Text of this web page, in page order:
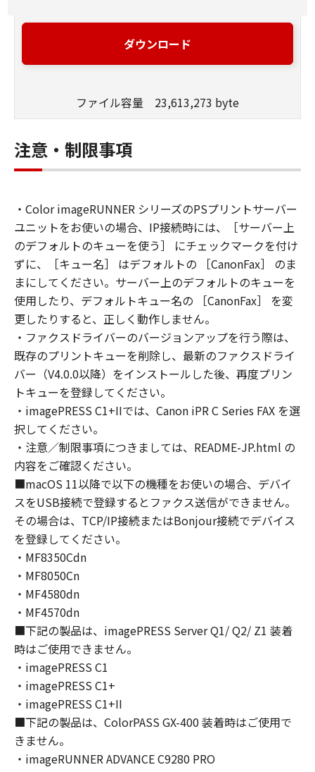
ト、画像、図形その他デジタルデータ形式の視
覚表現物およびそれらのアップデート版（以
ンツデータ」は、それぞれまたは併せて「許諾
お客様は、本契約とともに提供される同意を示
すボタンをクリックし、もしくは「許諾ソフト
ウェア」をインストールし、または「許諾ソフ
項に同意されたものとします。本契約の条項に
同意されない場合は、「許諾ソフトウェア」を
使用することはできません。
なお、「許諾ソフトウェア」には、本契約の各
条項が適用されない第三者のライブラリ、ソフ
トウェア、モジュール等（以下「第三者ソフト
ウェア」といいます。）が含まれる場合があり
ます。かかる「第三者ソフトウェア」の使用条
件は、本契約の末尾、「許諾ソフトウェア」に
関連するマニュアル等の資料、または「許諾ソ
フトウェア」内に記載されていますのでご確認
ください。
１．権利の留保
(1) 「許諾ソフトウェア」に関する著作権を含
む一切の権利は、キヤノンまたはキヤノンのラ
イセンサーに帰属します。
(2) 本契約に明示的に定める場合を除き、キヤノ
ンおよびキヤノンのライセンサーのいかなる知
的財産権も、明示たると黙示たるとを問わず、
お客様に譲渡または許諾されるものではありま
せん。
(3) お客様は、「印刷物」（以下に定義しま
す。）その他「許諾ソフトウェア」の複製物を
含む「許諾ソフトウェア」に含まれるキヤノン
またはキヤノンのライセンサーの著作権表示を
変更、除去または削除してはなりません。
２．使用許諾
(1)-1. お客様は、「ソフトウェア」を、お客様
のコンピューターにおいて使用（「使用」と
は、「ソフトウェア」をコンピューターの固定
記憶装置上にインストールすること、またはコ
ンピューターにおいて表示すること、アクセス
すること、読み出すこと、もしくは実行するこ
ダウンロード
ファイル容量 23,613,273 byte
注意・制限事項
・Color imageRUNNER シリーズのPSプリントサーバー
ユニットをお使いの場合、IP接続時には、［サーバー上
のデフォルトのキューを使う］ にチェックマークを付け
ずに、［キュー名］ はデフォルトの ［CanonFax］ のま
まにしてください。サーバー上のデフォルトのキューを
使用したり、デフォルトキュー名の ［CanonFax］ を変
更したりすると、正しく動作しません。
・ファクスドライバーのバージョンアップを行う際は、
既存のプリントキューを削除し、最新のファクスドライ
バー（V4.0.0以降）をインストールした後、再度プリン
トキューを登録してください。
・imagePRESS C1+IIでは、Canon iPR C Series FAX を選
択してください。
・注意／制限事項につきましては、README-JP.html の
内容をご確認ください。
■macOS 11以降で以下の機種をお使いの場合、デバイ
スをUSB接続で登録するとファクス送信ができません。
その場合は、TCP/IP接続またはBonjour接続でデバイス
を登録してください。
・MF8350Cdn
・MF8050Cn
・MF4580dn
・MF4570dn
■下記の製品は、imagePRESS Server Q1/ Q2/ Z1 装着
時はご使用できません。
・imagePRESS C1
・imagePRESS C1+
・imagePRESS C1+II
■下記の製品は、ColorPASS GX-400 装着時はご使用で
きません。
・imageRUNNER ADVANCE C9280 PRO